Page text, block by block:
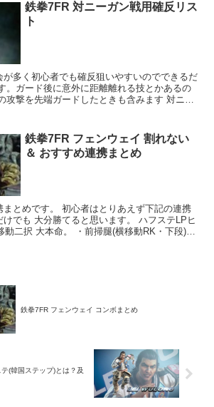
鉄拳7FR 対ニーガン戦用確反リス
ト
が多く初心者でも確反狙いやすいのでできるだ
。ガード後に意外に距離離れる技とかあるの
攻撃を先端ガードしたときも含みます 対ニー
鉄拳7FR フェンウェイ 割れない
＆ おすすめ連携まとめ
まとめです。 初心者はとりあえず下記の連携
けでも 大分勝てると思います。 ハフステLPヒ
移動RK・下段)
鉄拳7FR フェンウェイ コンボまとめ
(韓国ステップ)とは？及